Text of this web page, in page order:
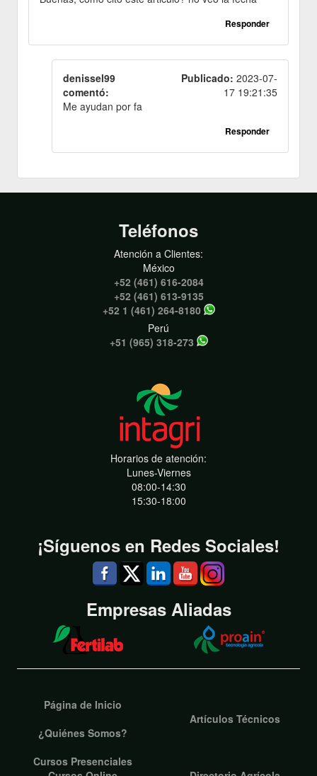
Responder
denissel99
comentó:
Publicado: 2023-07-
17 19:21:35
Me ayudan por fa
Responder
Teléfonos
Atención a Clientes:
México
+52 (461) 616-2084
+52 (461) 613-9135
+52 1 (461) 264-8180
Perú
+51 (965) 318-273
Horarios de atención:
Lunes-Viernes
08:00-14:30
15:30-18:00
¡Síguenos en Redes Sociales!
Empresas Aliadas
Página de Inicio
¿Quiénes Somos?
Artículos Técnicos
Cursos Presenciales